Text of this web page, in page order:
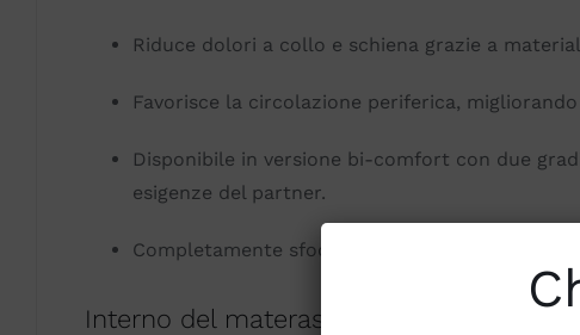
Riduce dolori a collo e schiena grazie a
Favorisce la circolazione periferica,
Disponibile in versione bi-comfort con due
esigenze del partner.
Completamente sfoderabile, ideale per chi
Interno del materasso